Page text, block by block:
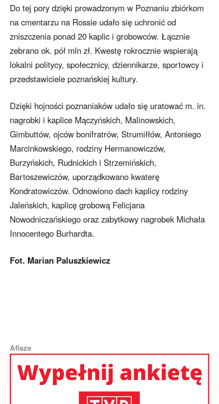
Do tej pory dzięki prowadzonym w Poznaniu zbiórkom
na cmentarzu na Rossie udało się uchronić od
zniszczenia ponad 20 kaplic i grobowców. Łącznie
zebrano ok. pół mln zł. Kwestę rokrocznie wspierają
lokalni politycy, społecznicy, dziennikarze, sportowcy i
przedstawiciele poznańskiej kultury.
Dzięki hojności poznaniaków udało się uratować m. in.
nagrobki i kaplice Mączyńskich, Malinowskich,
Gimbuttów, ojców bonifratrów, Strumiłłów, Antoniego
Marcinkowskiego, rodziny Hermanowiczów,
Burzyńskich, Rudnickich i Strzemińskich,
Bartoszewiczów, uporządkowano kwaterę
Kondratowiczów. Odnowiono dach kaplicy rodziny
Jaleńskich, kaplicę grobową Felicjana
Nowodniczańskiego oraz zabytkowy nagrobek Michała
Innocentego Burhardta.
Fot. Marian Paluszkiewicz
Afisze